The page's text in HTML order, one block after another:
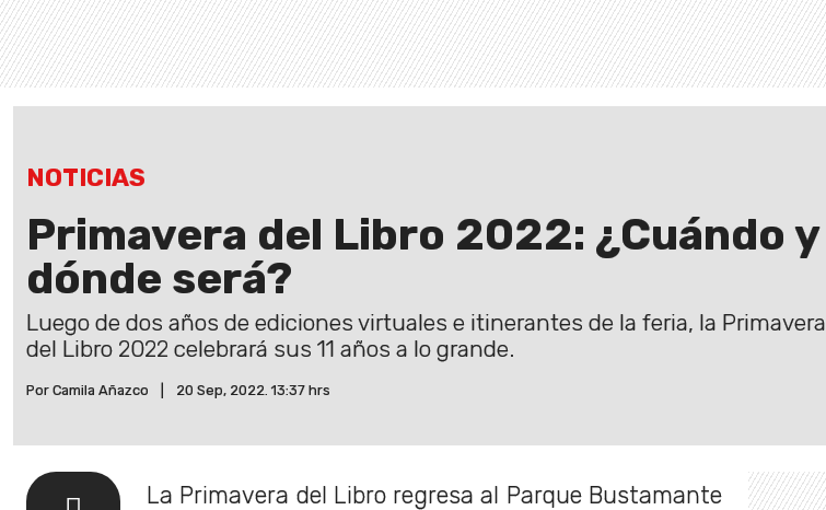
NOTICIAS
Primavera del Libro 2022: ¿Cuándo y
dónde será?
Luego de dos años de ediciones virtuales e itinerantes de la feria, la Primavera
del Libro 2022 celebrará sus 11 años a lo grande.
Por Camila Añazco 20 Sep, 2022. 13:37 hrs
La Primavera del Libro regresa al Parque Bustamante